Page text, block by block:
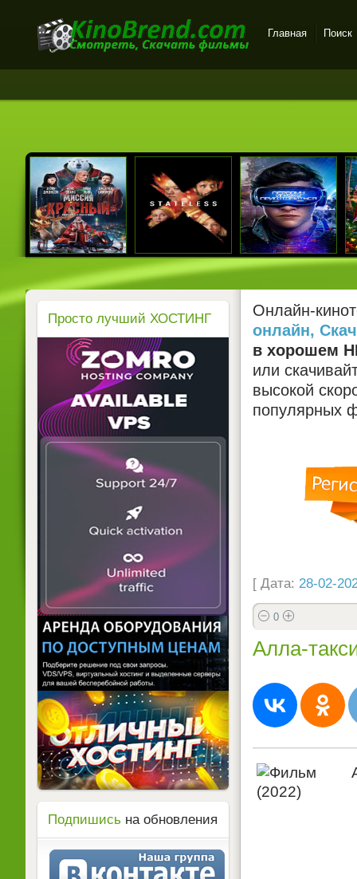
бесплатный просмотр
Главная Поиск
Онлайн-
онлайн,
в хорошем
или
высокой
популярных
[ Дата: 28-02-
0
Алла-
Просто лучший ХОСТИНГ
Подпишись на обновления